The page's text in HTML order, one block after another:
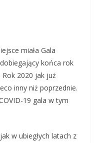
miała Gala
końca rok
Rok 2020 jak już
inny niż poprzednie.
19 gala w tym
w ubiegłych latach z